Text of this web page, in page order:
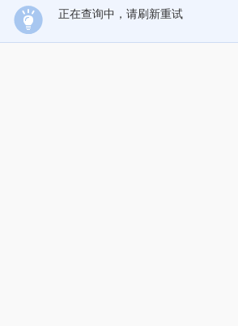
正在查询中，请刷新重试